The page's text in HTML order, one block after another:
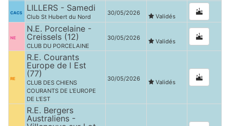
CACS LILLERS - Samedi
Club St Hubert du Nord
30/05/2026 Validés
NE
N.E. Porcelaine -
Creissels (12)
CLUB DU PORCELAINE
30/05/2026 Validés
RE
R.E. Courants
Europe de l Est
(77)
CLUB DES CHIENS
COURANTS DE L'EUROPE
DE L'EST
30/05/2026 Validés
R.E. Bergers
Australiens -